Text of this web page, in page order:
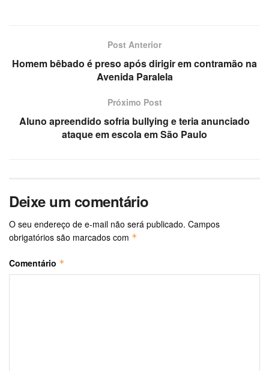
Post Anterior
Homem bêbado é preso após dirigir em contramão na
Avenida Paralela
Próximo Post
Aluno apreendido sofria bullying e teria anunciado
ataque em escola em São Paulo
Deixe um comentário
O seu endereço de e-mail não será publicado. Campos
obrigatórios são marcados com *
Comentário *